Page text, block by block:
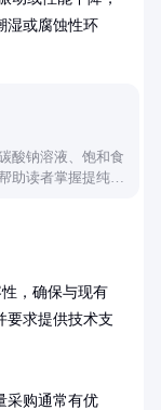
湿或腐蚀性环
酸钠溶液、饱和食
助读者掌握提纯关
，确保与现有
要求提供技术支
采购通常有优